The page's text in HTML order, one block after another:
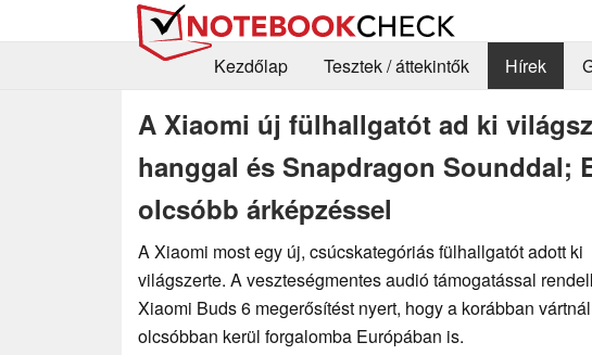
Kezdőlap
Tesztek / áttekintők Hírek
A Xiaomi új fülhallgatót ad ki
hanggal és Snapdragon Sounddal;
olcsóbb árképzéssel
A Xiaomi most egy új, csúcskategóriás fülhallgatót adott ki
világszerte. A veszteségmentes audió támogatással
Xiaomi Buds 6 megerősítést nyert, hogy a korábban
olcsóbban kerül forgalomba Európában is.